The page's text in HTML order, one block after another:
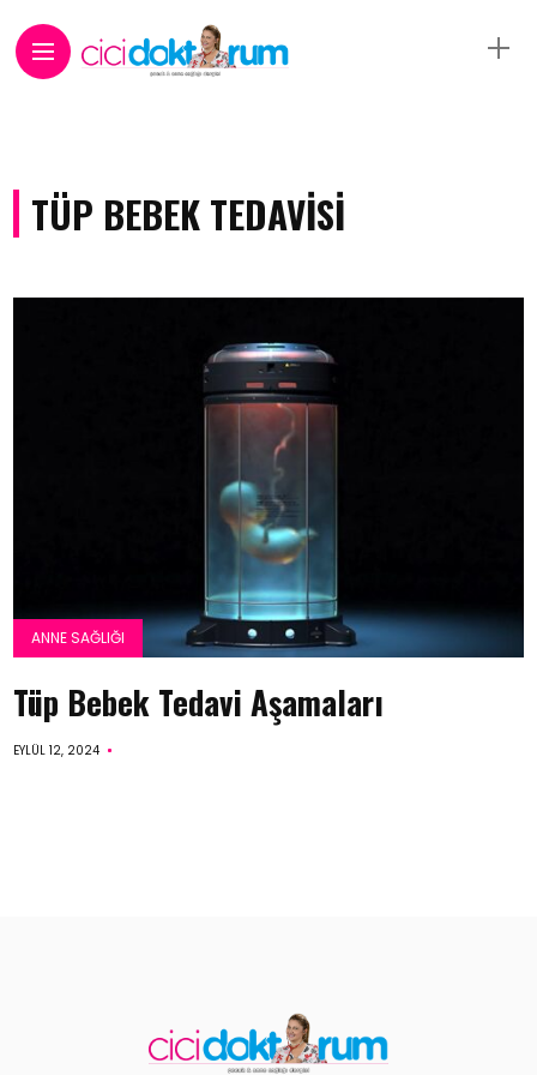
TÜP BEBEK TEDAVISI
ANNE SAĞLIĞI
Tüp Bebek Tedavi Aşamaları
EYLÜL 12, 2024